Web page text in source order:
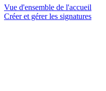
Vue d'ensemble de l'accueil
Créer et gérer les signatures